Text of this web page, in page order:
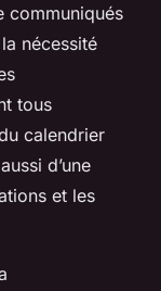
communiqués
nécessité
tous
calendrier
d’une
et les